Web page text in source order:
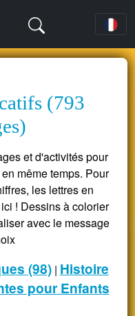
(793
et d'activités pour
même temps. Pour
les lettres en
! Dessins à colorier
avec le message
(98) | Histoire
pour Enfants